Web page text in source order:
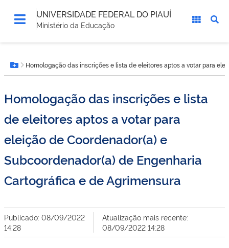
UNIVERSIDADE FEDERAL DO PIAUÍ
Ministério da Educação
está
aqui:Botão Menu
Homologação das inscrições e lista de eleitores aptos a votar para
Homologação das inscrições e lista
de eleitores aptos a votar para
eleição de Coordenador(a) e
Subcoordenador(a) de Engenharia
Cartográfica e de Agrimensura
Publicado: 08/09/2022
14:28
Atualização mais recente:
08/09/2022 14:28